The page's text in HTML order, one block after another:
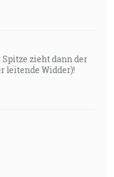
zieht dann der
leitende Widder)!